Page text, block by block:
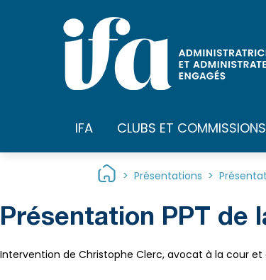
IFA CLUBS ET COMMISSIONS
> Présentations >
Présentation PPT de
Intervention de Christophe Clerc, avocat à la cour